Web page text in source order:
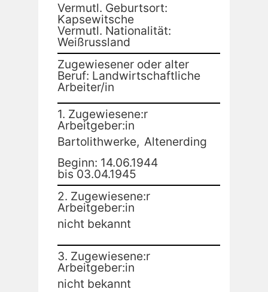
Vermutl. Geburtsort:
Kapsewitsche
Vermutl. Nationalität:
Weißrussland
Zugewiesener oder alter
Beruf: Landwirtschaftliche
Arbeiter/in
1. Zugewiesene:r
Arbeitgeber:in
Bartolithwerke, Altenerding
Beginn: 14.06.1944
bis 03.04.1945
2. Zugewiesene:r
Arbeitgeber:in
nicht bekannt
3. Zugewiesene:r
Arbeitgeber:in
nicht bekannt